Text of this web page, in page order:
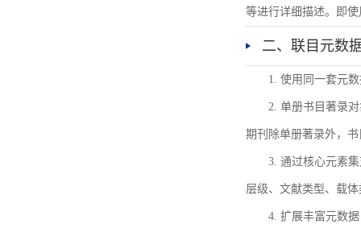
等进行详细描述。即
二、联目元数
1. 使用同一套元
2. 单册书目著录
期刊除单册著录外，
3. 通过核心元素
层级、文献类型、载
4. 扩展丰富元数